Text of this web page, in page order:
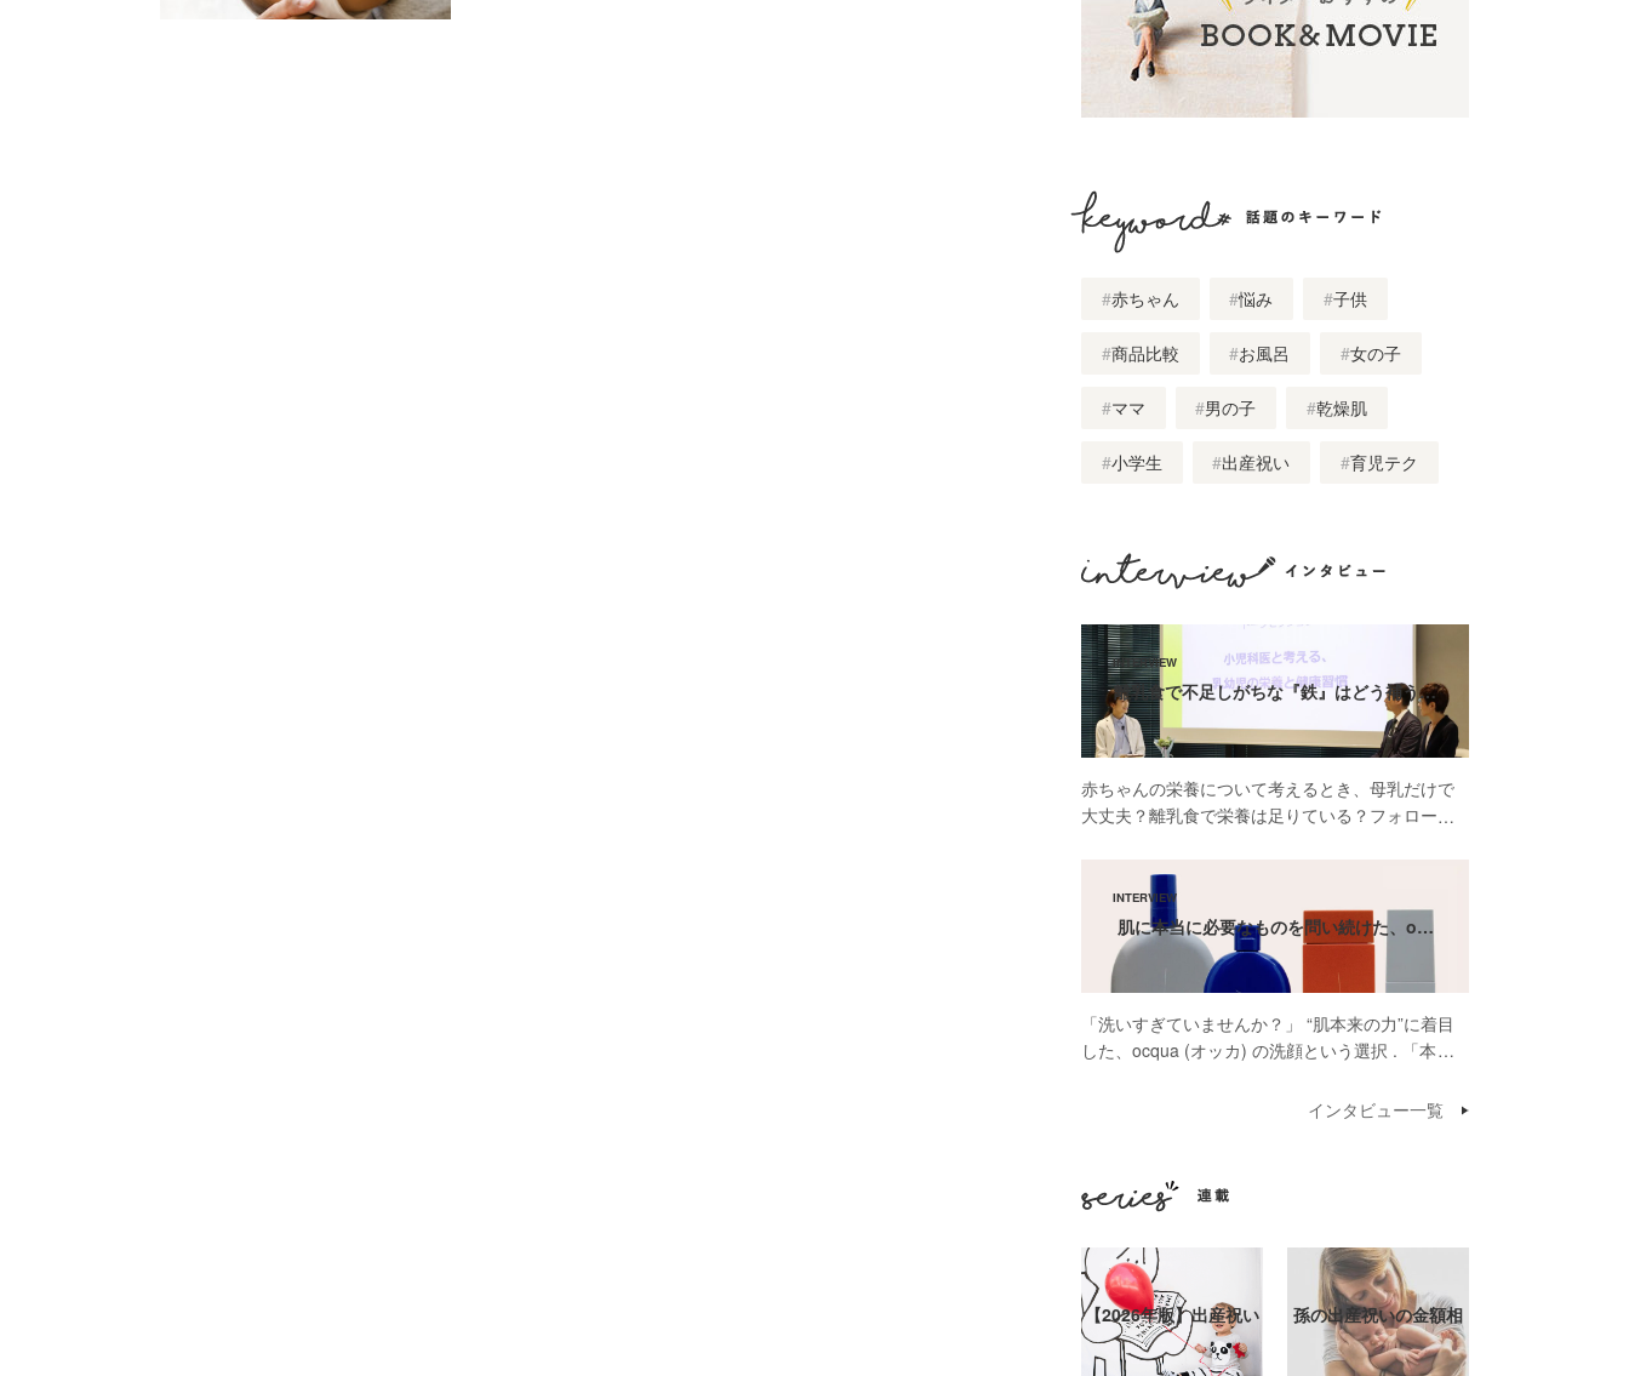
赤ちゃん 悩み 子供
商品比較 お風呂 女の子
ママ 男の子 乾燥肌
小学生 出産祝い 育児テク
離乳食で不足しがちな『鉄』はどう補う…
赤ちゃんの栄養について考えるとき、母乳だけで
大丈夫？離乳食で栄養は足りている？フォローア
感じたことがある方も多いのではないでしょう
か。 先日開催された雪印ビーンスターク株式会
社 […]肌に本当に必要なものを問い続けた、o…
「洗いすぎていませんか？」 “肌本来の力”に着目
した、ocqua (オッカ) の洗顔という選択 . 「本当
してくださったのは、スキンケアブランド
インタビュー一覧
【2026年版】出産祝い
おしゃれなプ…
孫の出産祝いの金額相
場って？出産祝い…